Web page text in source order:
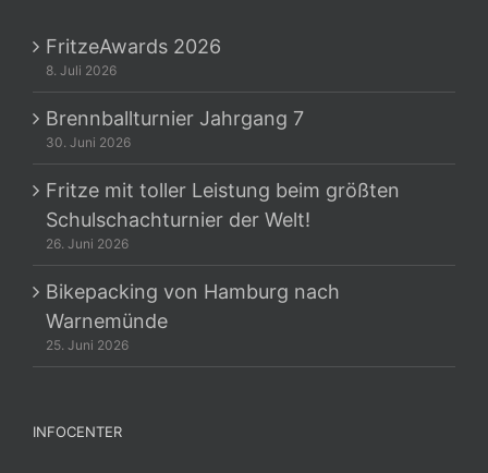
FritzeAwards 2026
8. Juli 2026
Brennballturnier Jahrgang 7
30. Juni 2026
Fritze mit toller Leistung beim größten
Schulschachturnier der Welt!
26. Juni 2026
Bikepacking von Hamburg nach
Warnemünde
25. Juni 2026
INFOCENTER